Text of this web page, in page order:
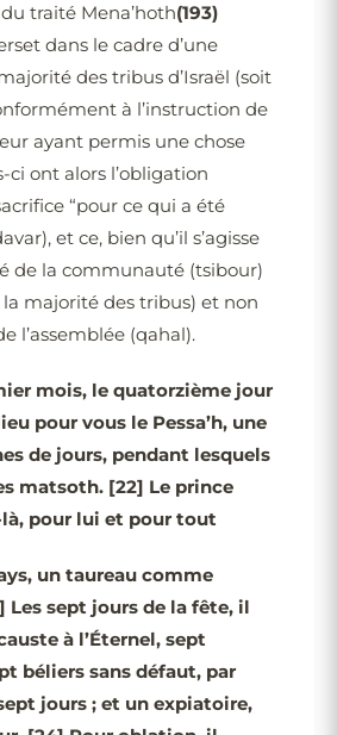
traité Mena’hoth(193)
dans le cadre d’une
des tribus d’Israël (soit
à l’instruction de
ayant permis une chose
ci ont alors l’obligation
“pour ce qui a été
et ce, bien qu’il s’agisse
de la communauté (tsibour)
la majorité des tribus) et non
l’assemblée (qahal).
mois, le quatorzième jour
pour vous le Pessa’h, une
de jours, pendant lesquels
matsoth. [22] Le prince
pour lui et pour tout
un taureau comme
Les sept jours de la fête, il
à l’Éternel, sept
béliers sans défaut, par
jours ; et un expiatoire,